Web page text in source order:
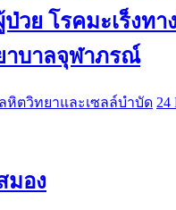
วย โรคมะเร็งทา
าบาลจุฬาภรณ์
หิตวิทยาและเซลล์บำบัด 24
มอง